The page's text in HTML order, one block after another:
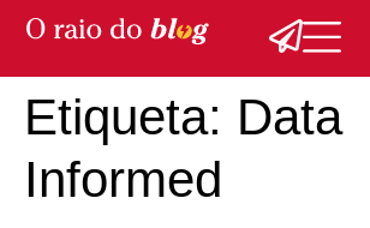
Etiqueta: Data
Informed